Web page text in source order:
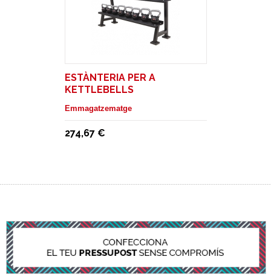
ESTÀNTERIA PER A
KETTLEBELLS
Emmagatzematge
274,67 €